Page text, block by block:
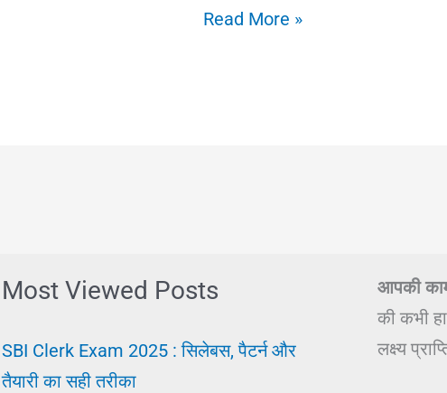
2025
|
मिलेगी
Read More »
Most Viewed Posts
SBI Clerk Exam 2025 : सिलेबस, पैटर्न और
तैयारी का सही तरीका
आपकी
की कभी
लक्ष्य